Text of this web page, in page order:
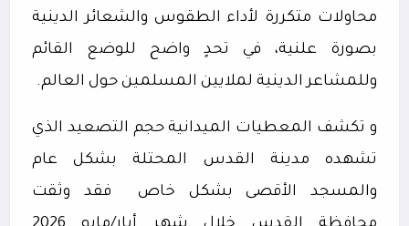
محاولات متكررة لأداء الطقوس والشعائر الدينية
بصورة علنية، في تحدٍ واضح للوضع القائم
وللمشاعر الدينية لملايين المسلمين حول العالم.
و تكشف المعطيات الميدانية حجم التصعيد الذي
تشهده مدينة القدس المحتلة بشكل عام
والمسجد الأقصى بشكل خاص
فقد وثقت